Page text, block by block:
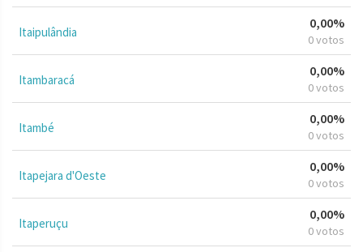
Itaipulândia
0,00%
0 votos
Itambaracá
0,00%
0 votos
Itambé
0,00%
0 votos
Itapejara d'Oeste
0,00%
0 votos
Itaperuçu
0,00%
0 votos